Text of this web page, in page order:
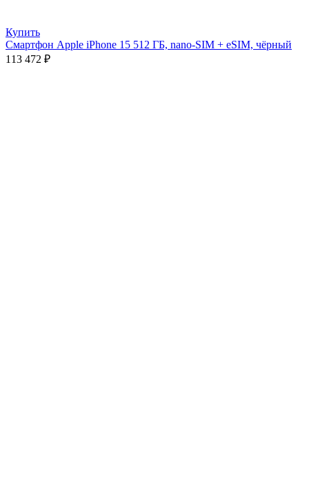
Купить
Смартфон Apple iPhone 15 512 ГБ, nano-SIM + eSIM, чёрный
113 472 ₽